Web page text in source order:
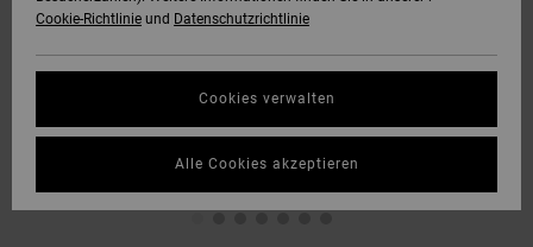
Cookie-Richtlinie und Datenschutzrichtlinie
Cookies verwalten
Alle Cookies akzeptieren